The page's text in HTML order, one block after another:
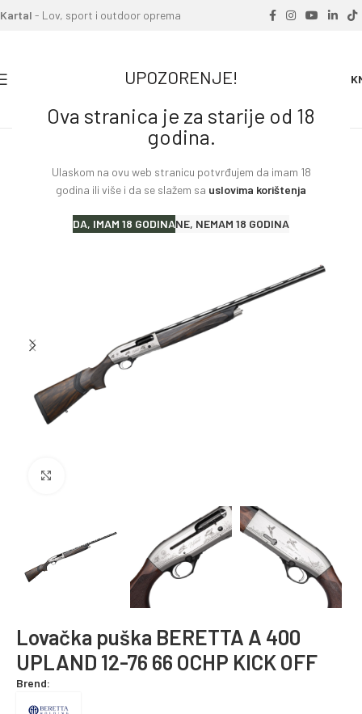
UPOZORENJE!
Ova stranica je za starije od 18
godina.
Ulaskom na ovu web stranicu potvrđujem da imam 18
godina ili više i da se slažem sa uslovima korištenja
DA, IMAM 18 GODINANE, NEMAM 18 GODINA
Kartal - Lov, sport i outdoor oprema
»Proizvodi »Lovačka puška BERETTA A 400 UPLAND 12-76
Lovačka puška BERETTA A 400
UPLAND 12-76 66 OCHP KICK OFF
Brend: